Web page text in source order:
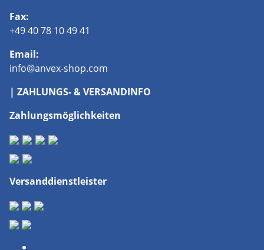
Fax:
+49 40 78 10 49 41
Email:
info@anvex-shop.com
| ZAHLUNGS- & VERSANDINFO
Zahlungsmöglichkeiten
Versanddienstleister